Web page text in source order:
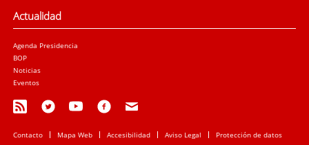
Actualidad
Agenda Presidencia
BOP
Noticias
Eventos
Contacto Mapa Web Accesibilidad Aviso Legal Protección de datos